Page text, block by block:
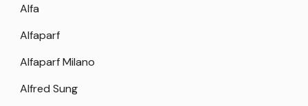
Alfa
Alfaparf
Alfaparf Milano
Alfred Sung